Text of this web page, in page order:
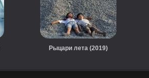
Рыцари лета (2019)